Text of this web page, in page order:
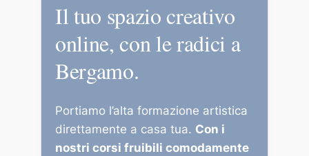
Il tuo spazio creativo
online, con le radici a
Bergamo.
Portiamo l’alta formazione artistica
direttamente a casa tua. Con i
nostri corsi fruibili comodamente